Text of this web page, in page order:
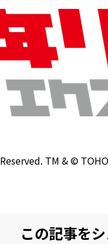
TM & ©
この記事を